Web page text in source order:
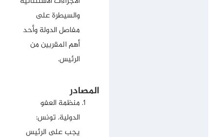
والسيطرة على
مفاصل الدولة وأحد
أهم المقربين من
الرئيس.
المصادر
منظمة العفو
الدولية. تونس:
يجب على الرئيس